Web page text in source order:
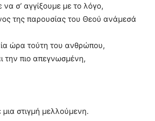
σ’ αγγίξουμε με το λόγο,
της παρουσίας του Θεού ανάμεσά
ώρα τούτη του ανθρώπου,
την πιο απεγνωσμένη,
στιγμή μελλούμενη.